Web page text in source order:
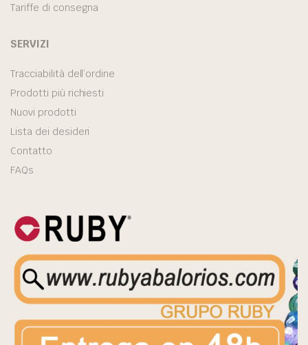
Tariffe di consegna
SERVIZI
Tracciabilità dell’ordine
Prodotti più richiesti
Nuovi prodotti
Lista dei desideri
Contatto
FAQs